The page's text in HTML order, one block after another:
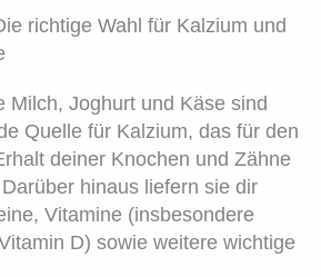
richtige Wahl für Kalzium und
Milch, Joghurt und Käse sind
Quelle für Kalzium, das für den
deiner Knochen und Zähne
hinaus liefern sie dir
Vitamine (insbesondere
D) sowie weitere wichtige